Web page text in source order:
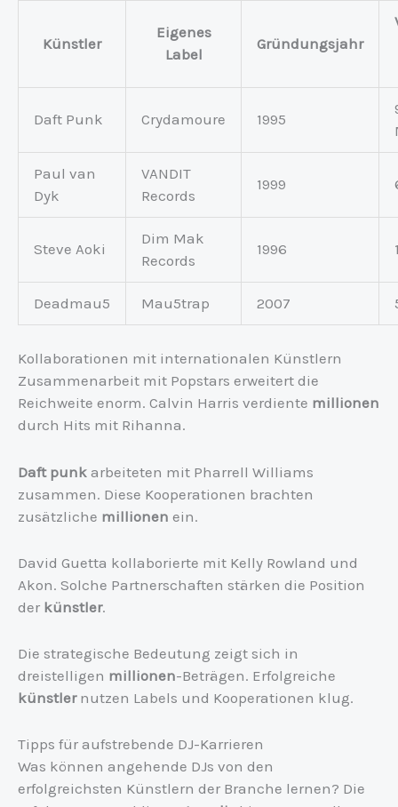
Künstler
Eigenes
Label
Gründungsjahr
Daft Punk Crydamoure 1995
Paul van
Dyk
VANDIT
Records
1999
Steve Aoki
Dim Mak
Records
1996
Deadmau5 Mau5trap 2007
Kollaborationen mit internationalen Künstlern
Zusammenarbeit mit Popstars erweitert die
Reichweite enorm. Calvin Harris verdiente millionen
durch Hits mit Rihanna.
Daft punk arbeiteten mit Pharrell Williams
zusammen. Diese Kooperationen brachten
zusätzliche millionen ein.
David Guetta kollaborierte mit Kelly Rowland und
Akon. Solche Partnerschaften stärken die Position
der künstler.
Die strategische Bedeutung zeigt sich in
dreistelligen millionen-Beträgen. Erfolgreiche
künstlernutzen Labels und Kooperationen klug.
Tipps für aufstrebende DJ-Karrieren
Was können angehende DJs von den
erfolgreichsten Künstlern der Branche lernen? Die